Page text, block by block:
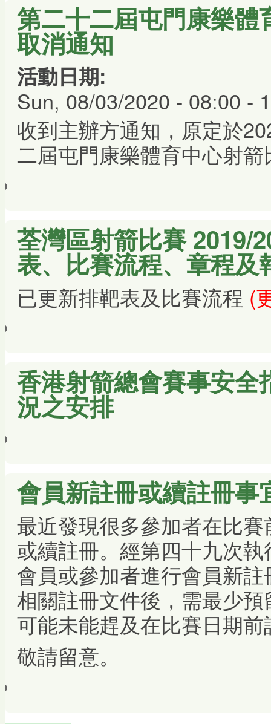
第二十二屆屯門康樂體
取消通知
活動日期:
Sun, 08/03/2020 - 08:00 -
收到主辦方通知，原定於
二屆屯門康樂體育中心射箭
荃灣區射箭比賽 2019/
表、比賽流程、章程及
已更新排靶表及比賽流程 (
香港射箭總會賽事安
況之安排
會員新註冊或續註冊事
最近發現很多參加者在比
或續註冊。經第四十九次
會員或參加者進行會員新
相關註冊文件後，需最少
可能未能趕及在比賽日期前
敬請留意。